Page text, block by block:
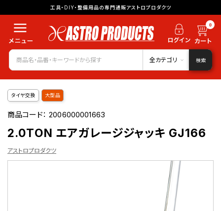
工具・DIY・整備用品の専門通販アストロプロダクツ
0
全カテゴリ 検索
タイヤ交換 大型品
商品コード：2006000001663
2.0TON エアガレージジャッキ GJ166
アストロプロダクツ